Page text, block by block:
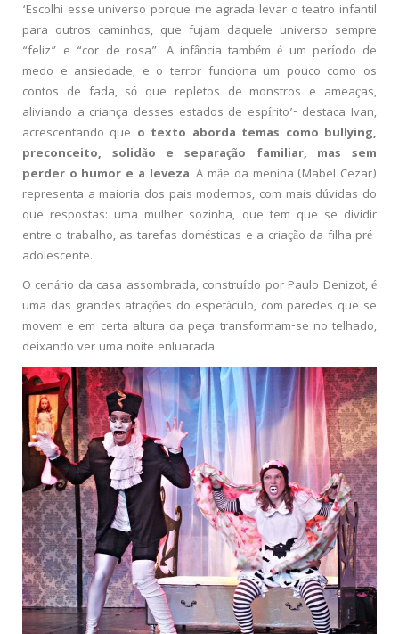
‘Escolhi esse universo porque me agrada levar o teatro infantil
para outros caminhos, que fujam daquele universo sempre
“feliz” e “cor de rosa”. A infância também é um período de
medo e ansiedade, e o terror funciona um pouco como os
contos de fada, só que repletos de monstros e ameaças,
aliviando a criança desses estados de espírito’- destaca Ivan,
acrescentando que o texto aborda temas como bullying,
preconceito, solidão e separação familiar, mas sem
perder o humor e a leveza. A mãe da menina (Mabel Cezar)
representa a maioria dos pais modernos, com mais dúvidas do
que respostas: uma mulher sozinha, que tem que se dividir
entre o trabalho, as tarefas domésticas e a criação da filha pré-
adolescente.
O cenário da casa assombrada, construído por Paulo Denizot, é
uma das grandes atrações do espetáculo, com paredes que se
movem e em certa altura da peça transformam-se no telhado,
deixando ver uma noite enluarada.